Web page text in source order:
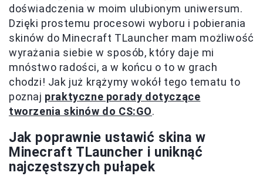
doświadczenia w moim ulubionym uniwersum.
Dzięki prostemu procesowi wyboru i pobierania
skinów do Minecraft TLauncher mam możliwość
wyrażania siebie w sposób, który daje mi
mnóstwo radości, a w końcu o to w grach
chodzi! Jak już krążymy wokół tego tematu to
poznaj praktyczne porady dotyczące
tworzenia skinów do CS:GO.
Jak poprawnie ustawić skina w
Minecraft TLauncher i uniknąć
najczęstszych pułapek